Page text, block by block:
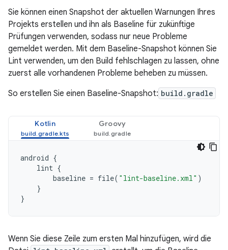
Sie können einen Snapshot der aktuellen Warnungen Ihres
Projekts erstellen und ihn als Baseline für zukünftige
Prüfungen verwenden, sodass nur neue Probleme
gemeldet werden. Mit dem Baseline-Snapshot können Sie
Lint verwenden, um den Build fehlschlagen zu lassen, ohne
zuerst alle vorhandenen Probleme beheben zu müssen.
So erstellen Sie einen Baseline-Snapshot: build.gradle
Kotlin Groovy
android {
lint {
baseline = file( "lint-baseline.xml" )
}
}
Wenn Sie diese Zeile zum ersten Mal hinzufügen, wird die